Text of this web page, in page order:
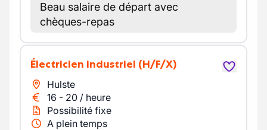
Beau salaire de départ avec
chèques-repas
Électricien industriel (H/F/X)
Hulste
16 - 20 / heure
Possibilité fixe
A plein temps